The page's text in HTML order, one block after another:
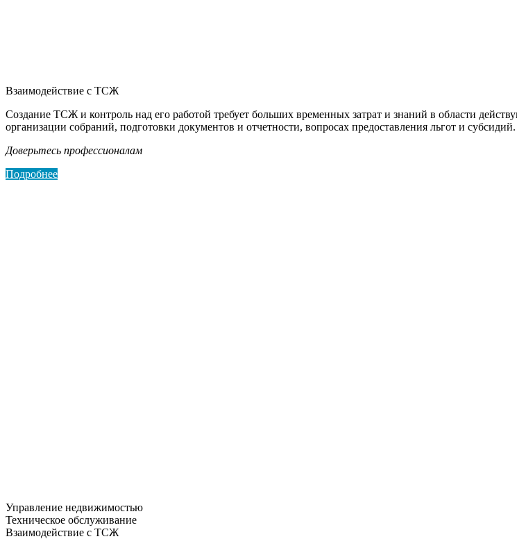
Взаимодействие с ТСЖ
Создание ТСЖ и контроль над его работой требует больших временных затрат и знаний в области
организации собраний, подготовки документов и отчетности, вопросах предоставления льгот и субсидий.
Доверьтесь профессионалам
Подробнее
Управление недвижимостью
Техническое обслуживание
Взаимодействие с ТСЖ